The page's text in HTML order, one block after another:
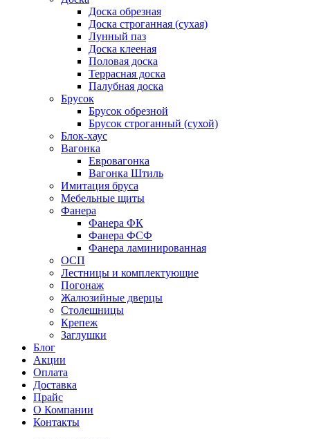
Доска обрезная
Доска строганная (сухая)
Лунный паз
Доска клееная
Половая доска
Террасная доска
Палубная доска
Брусок
Брусок обрезной
Брусок строганный (сухой)
Блок-хаус
Вагонка
Евровагонка
Вагонка Штиль
Имитация бруса
Мебельные щиты
Фанера
Фанера ФК
Фанера ФСФ
Фанера ламинированная
ОСП
Лестницы и комплектующие
Погонаж
Жалюзийные дверцы
Столешницы
Крепеж
Заглушки
Блог
Акции
Оплата
Доставка
Прайс
О Компании
Контакты